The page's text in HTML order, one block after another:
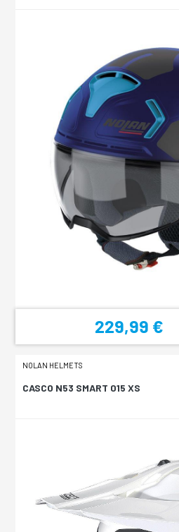
229,99 €
NOLAN HELMETS
CASCO N53 SMART 015 XS